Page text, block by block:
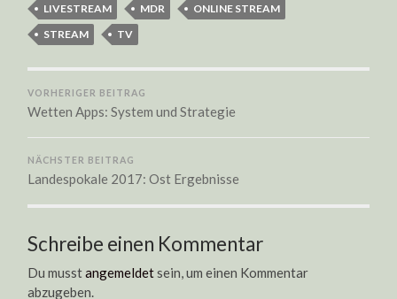
LIVESTREAM
MDR
ONLINE STREAM
STREAM
TV
VORHERIGER BEITRAG
Wetten Apps: System und Strategie
NÄCHSTER BEITRAG
Landespokale 2017: Ost Ergebnisse
Schreibe einen Kommentar
Du musstangemeldetsein, um einen Kommentar
abzugeben.